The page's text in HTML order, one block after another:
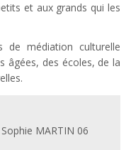
et aux grands qui les
de médiation culturelle
âgées, des écoles, de la
MARTIN 06